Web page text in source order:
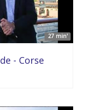
27 min'
- Corse